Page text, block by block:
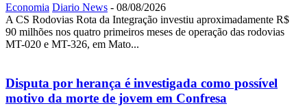
Economia Diario News - 08/08/2026
A CS Rodovias Rota da Integração investiu aproximadamente R$
90 milhões nos quatro primeiros meses de operação das rodovias
MT-020 e MT-326, em Mato...
Disputa por herança é investigada como possível
motivo da morte de jovem em Confresa